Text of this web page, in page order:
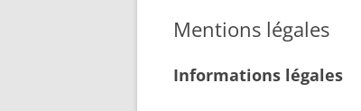
Mentions légales
Informations légales